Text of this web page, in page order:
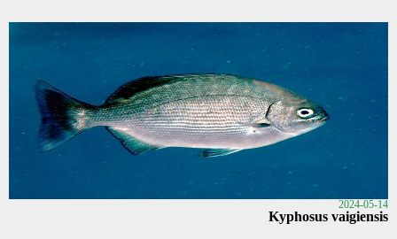
2024-05-14
Kyphosus vaigiensis